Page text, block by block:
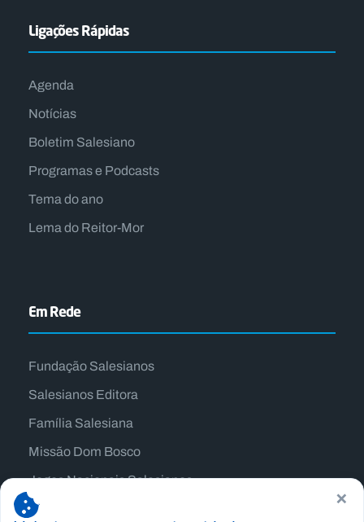
Ligações Rápidas
Agenda
Notícias
Boletim Salesiano
Programas e Podcasts
Tema do ano
Lema do Reitor-Mor
Em Rede
Fundação Salesianos
Salesianos Editora
Família Salesiana
Missão Dom Bosco
Jogos Nacionais Salesianos
×